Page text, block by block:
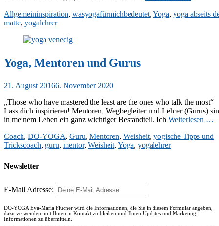
Kategorien
AllgemeinSchlagworte
inspiration, wasyogafürmichbedeutet, Yoga, yoga abseits
matte, yogalehrer
Yoga, Mentoren und Gurus
Veröffentlicht
21. August 20166. November 2020
„Those who have mastered the least are the ones who talk the most“
Lass dich inspirieren! Mentoren, Wegbegleiter und Lehrer (Gurus)
in meinem Leben ein ganz wichtiger Bestandteil. Ich Weiterlesen …
Kategorien
Coach, DO-YOGA, Guru, Mentoren, Weisheit, yogische Tipps und
TricksSchlagworte
coach, guru, mentor, Weisheit, Yoga, yogalehrer
Newsletter
E-Mail Adresse:
DO-YOGA Eva-Maria Flucher wird die Informationen, die Sie in diesem Formular angeben,
dazu verwenden, mit Ihnen in Kontakt zu bleiben und Ihnen Updates und Marketing-
Informationen zu übermitteln.